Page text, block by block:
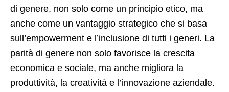
di genere, non solo come un principio etico, ma
anche come un vantaggio strategico che si basa
sull’empowerment e l’inclusione di tutti i generi. La
parità di genere non solo favorisce la crescita
economica e sociale, ma anche migliora la
produttività, la creatività e l’innovazione aziendale.